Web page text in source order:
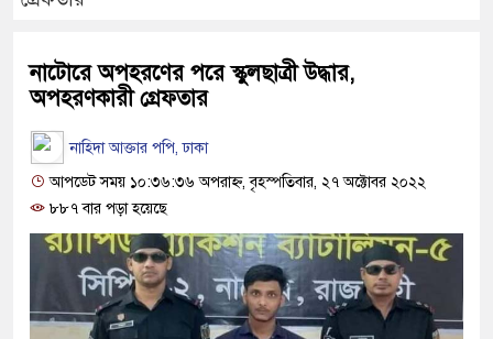
নাটোরে অপহরণের পরে স্কুলছাত্রী উদ্ধার,
অপহরণকারী গ্রেফতার
নাহিদা আক্তার পপি, ঢাকা
আপডেট সময় ১০:৩৬:৩৬ অপরাহ্ন, বৃহস্পতিবার, ২৭ অক্টোবর ২০২২
৮৮৭ বার পড়া হয়েছে